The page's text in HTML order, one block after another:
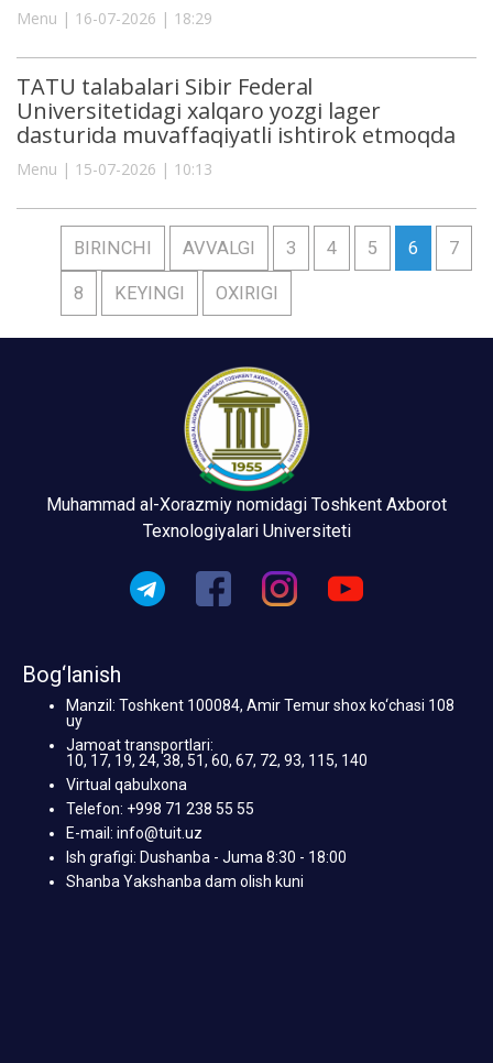
Menu | 16-07-2026 | 18:29
TATU talabalari Sibir Federal
Universitetidagi xalqaro yozgi lager
dasturida muvaffaqiyatli ishtirok etmoqda
Menu | 15-07-2026 | 10:13
BIRINCHI AVVALGI 3 4 5 6 7
8 KEYINGI OXIRIGI
Muhammad al-Xorazmiy nomidagi Toshkent Axborot
Texnologiyalari Universiteti
Bog‘lanish
Manzil: Toshkent 100084, Amir Temur shox ko‘chasi 108
uy
Jamoat transportlari:
10, 17, 19, 24, 38, 51, 60, 67, 72, 93, 115, 140
Virtual qabulxona
Telefon: +998 71 238 55 55
E-mail: info@tuit.uz
Ish grafigi: Dushanba - Juma 8:30 - 18:00
Shanba Yakshanba dam olish kuni